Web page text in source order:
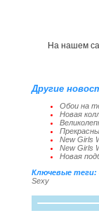
На нашем
Другие
Обои на
Новая
New Girls
New Girls
Новая
Ключевые теги:
Sexy